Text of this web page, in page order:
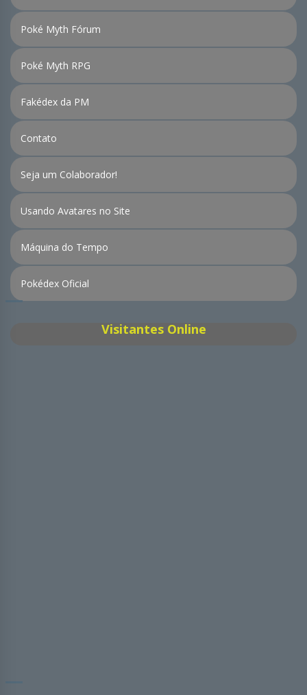
Poké Myth Fórum
Poké Myth RPG
Fakédex da PM
Contato
Seja um Colaborador!
Usando Avatares no Site
Máquina do Tempo
Pokédex Oficial
Visitantes Online